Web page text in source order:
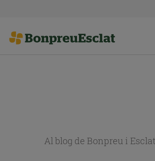
Al blog de Bonpreu i